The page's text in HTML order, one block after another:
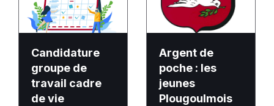
travail
cadre
Candidature
groupe de
travail cadre
de vie
poche
les
jeunes
Plougoulmois
peuvent
candidater
Argent de
poche : les
jeunes
Plougoulmois